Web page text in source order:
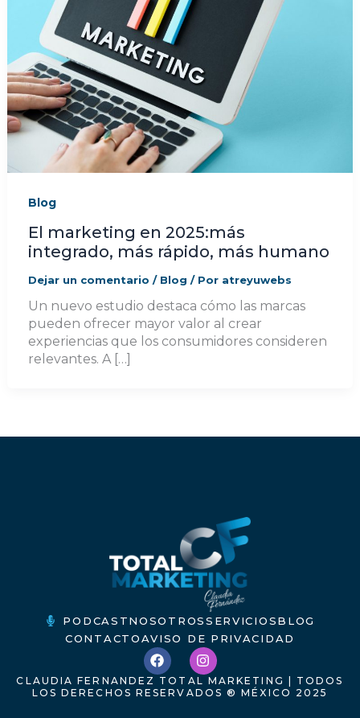
Blog
El marketing en 2025:más
integrado, más rápido, más humano
Dejar un comentario / Blog / Por atreyuwebs
Un nuevo estudio destaca cómo las marcas
pueden ofrecer mayor valor al crear
experiencias que los consumidores consideren
relevantes. A […]
PODCASTNOSOTROSSERVICIOSBLOG
CONTACTOAVISO DE PRIVACIDAD
F
a
c
e
I
n
s
t
CLAUDIA FERNANDEZ TOTAL MARKETING | TODOS
LOS DERECHOS RESERVADOS ® MÉXICO 2025